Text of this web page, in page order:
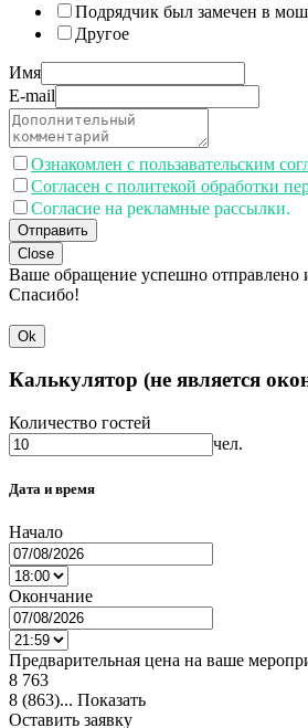
Подрядчик был замечен в
Другое
Имя
E-mail
Ознакомлен с пользавательским
Согласен с политекой обработки
Согласие на рекламные рассылки.
Отправить
Close
Ваше обращение успешно отправлено
Спасибо!
Ok
Калькулятор (не является
Количество гостей
чел.
Дата и время
Начало
Окончание
Предварительная цена на ваше
8 763
8 (863)... Показать
Оставить заявку